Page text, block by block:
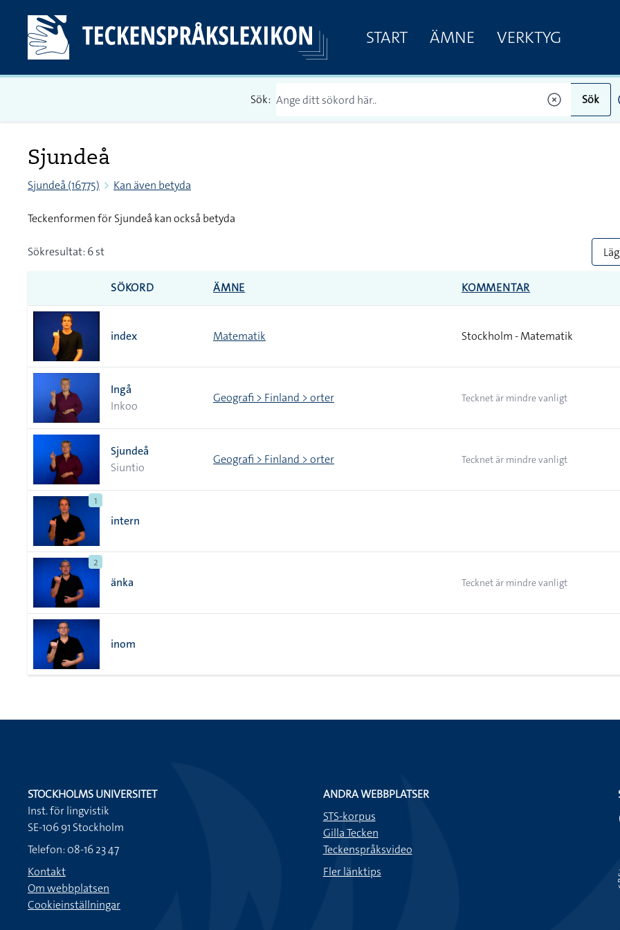
START ÄMNE VERKTYG
Sök: Sök
Sjundeå
Sjundeå (16775) Kan även betyda
Teckenformen för Sjundeå kan också betyda
Sökresultat: 6 st
SÖKORD ÄMNE KOMMENTAR
index Matematik Stockholm - Matematik
Ingå
Inkoo
Geografi > Finland > orter Tecknet är mindre vanligt
Sjundeå
Siuntio
Geografi > Finland > orter Tecknet är mindre vanligt
1
intern
2
änka Tecknet är mindre vanligt
inom
STOCKHOLMS UNIVERSITET
Inst. för lingvistik
SE-106 91 Stockholm
Telefon: 08-16 23 47
Kontakt
Om webbplatsen
Cookieinställningar
ANDRA WEBBPLATSER
STS-korpus
Gilla Tecken
Teckenspråksvideo
Fler länktips